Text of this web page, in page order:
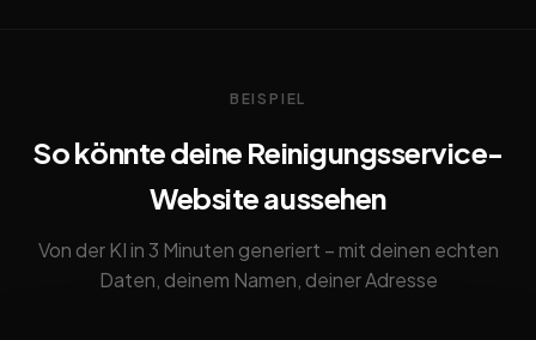
BEISPIEL
So könnte deine Reinigungsservice-
Website aussehen
Von der KI in 3 Minuten generiert – mit deinen echten
Daten, deinem Namen, deiner Adresse